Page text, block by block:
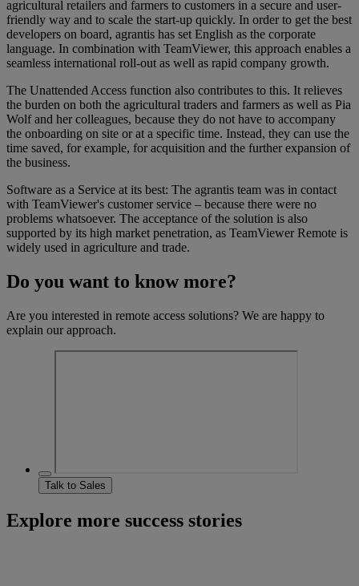
agricultural retailers and farmers to customers in a secure and user-
friendly way and to scale the start-up quickly. In order to get the best
developers on board, agrantis has set English as the corporate
language. In combination with TeamViewer, this approach enables a
seamless international roll-out as well as rapid company growth.
The Unattended Access function also contributes to this. It relieves
the burden on both the agricultural traders and farmers as well as Pia
Wolf and her colleagues, because they do not have to accompany
the onboarding on site or at a specific time. Instead, they can use the
time saved, for example, for acquisition and the further expansion of
the business.
Software as a Service at its best: The agrantis team was in contact
with TeamViewer's customer service – because there were no
problems whatsoever. The acceptance of the solution is also
supported by its high market penetration, as TeamViewer Remote is
widely used in agriculture and trade.
Do you want to know more?
Are you interested in remote access solutions? We are happy to
explain our approach.
Talk to Sales
Explore more success stories